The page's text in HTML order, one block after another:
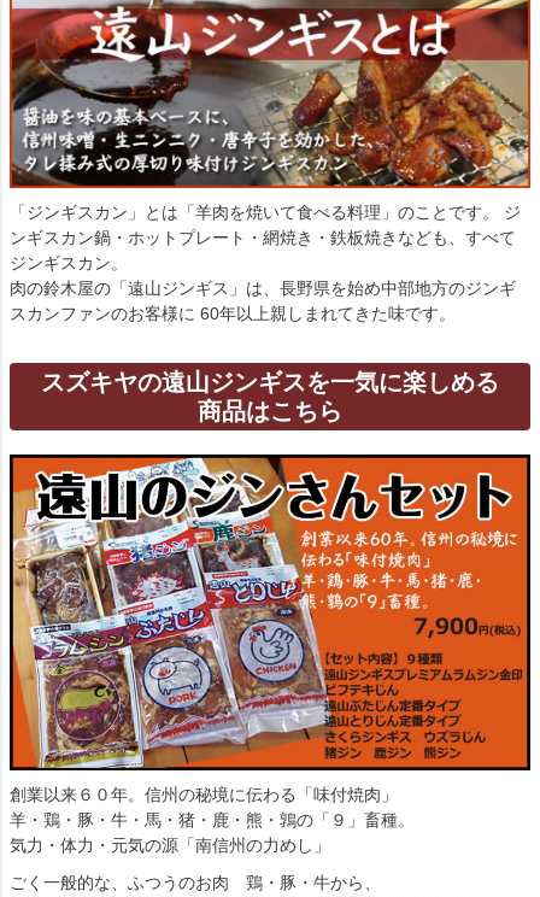
「ジンギスカン」とは「羊肉を焼いて食べる料理」のことです。 ジ
ンギスカン鍋・ホットプレート・網焼き・鉄板焼きなども、すべて
ジンギスカン。
肉の鈴木屋の「遠山ジンギス」は、長野県を始め中部地方のジンギ
スカンファンのお客様に 60年以上親しまれてきた味です。
スズキヤの遠山ジンギスを一気に楽しめる
商品はこちら
創業以来６０年。信州の秘境に伝わる「味付焼肉」
羊・鶏・豚・牛・馬・猪・鹿・熊・鶉の「９」畜種。
気力・体力・元気の源「南信州の力めし」
ごく一般的な、ふつうのお肉 鶏・豚・牛から、